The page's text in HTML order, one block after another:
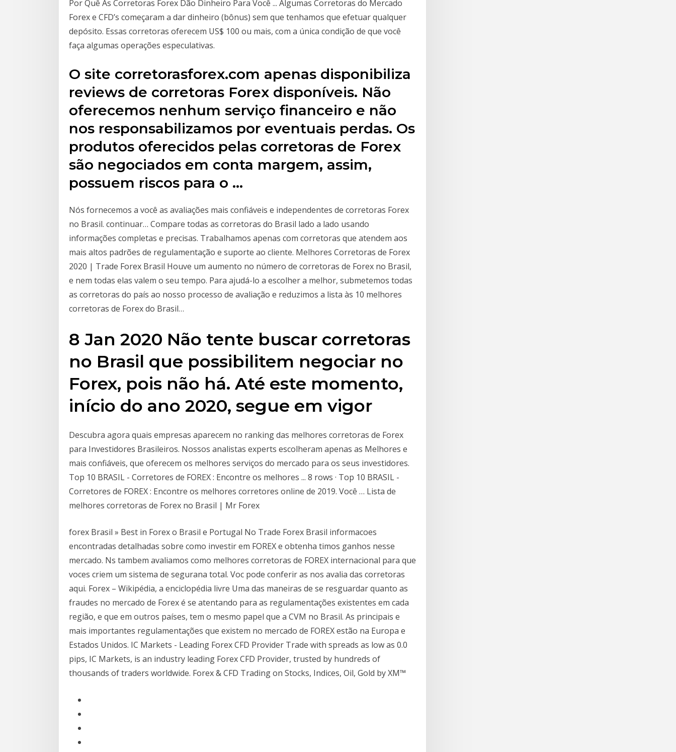
Por Quê As Corretoras Forex Dão Dinheiro Para Você ... Algumas Corretoras do Mercado
Forex e CFD’s começaram a dar dinheiro (bônus) sem que tenhamos que efetuar qualquer
depósito. Essas corretoras oferecem US$ 100 ou mais, com a única condição de que você
faça algumas operações especulativas.
O site corretorasforex.com apenas disponibiliza
reviews de corretoras Forex disponíveis. Não
oferecemos nenhum serviço financeiro e não
nos responsabilizamos por eventuais perdas. Os
produtos oferecidos pelas corretoras de Forex
são negociados em conta margem, assim,
possuem riscos para o …
Nós fornecemos a você as avaliações mais confiáveis e independentes de corretoras Forex
no Brasil. continuar… Compare todas as corretoras do Brasil lado a lado usando
informações completas e precisas. Trabalhamos apenas com corretoras que atendem aos
mais altos padrões de regulamentação e suporte ao cliente. Melhores Corretoras de Forex
2020 | Trade Forex Brasil Houve um aumento no número de corretoras de Forex no Brasil,
e nem todas elas valem o seu tempo. Para ajudá-lo a escolher a melhor, submetemos todas
as corretoras do país ao nosso processo de avaliação e reduzimos a lista às 10 melhores
corretoras de Forex do Brasil…
8 Jan 2020 Não tente buscar corretoras
no Brasil que possibilitem negociar no
Forex, pois não há. Até este momento,
início do ano 2020, segue em vigor
Descubra agora quais empresas aparecem no ranking das melhores corretoras de Forex
para Investidores Brasileiros. Nossos analistas experts escolheram apenas as Melhores e
mais confiáveis, que oferecem os melhores serviços do mercado para os seus investidores.
Top 10 BRASIL - Corretores de FOREX : Encontre os melhores ... 8 rows · Top 10 BRASIL -
Corretores de FOREX : Encontre os melhores corretores online de 2019. Você … Lista de
melhores corretoras de Forex no Brasil | Mr Forex
forex Brasil » Best in Forex o Brasil e Portugal No Trade Forex Brasil informacoes
encontradas detalhadas sobre como investir em FOREX e obtenha timos ganhos nesse
mercado. Ns tambem avaliamos como melhores corretoras de FOREX internacional para que
voces criem um sistema de segurana total. Voc pode conferir as nos avalia das corretoras
aqui. Forex – Wikipédia, a enciclopédia livre Uma das maneiras de se resguardar quanto as
fraudes no mercado de Forex é se atentando para as regulamentações existentes em cada
região, e que em outros países, tem o mesmo papel que a CVM no Brasil. As principais e
mais importantes regulamentações que existem no mercado de FOREX estão na Europa e
Estados Unidos. IC Markets - Leading Forex CFD Provider Trade with spreads as low as 0.0
pips, IC Markets, is an industry leading Forex CFD Provider, trusted by hundreds of
thousands of traders worldwide. Forex & CFD Trading on Stocks, Indices, Oil, Gold by XM™